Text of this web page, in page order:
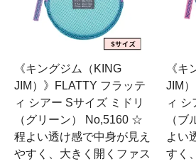
《キングジム（KING
JIM）》FLATTY フラッテ
ィ シアー Sサイズ ミドリ
（グリーン） No,5160 ☆
程よい透け感で中身が見え
やすく、大きく開くファス
《キ
JIM
ィ シ
（
よい
すく